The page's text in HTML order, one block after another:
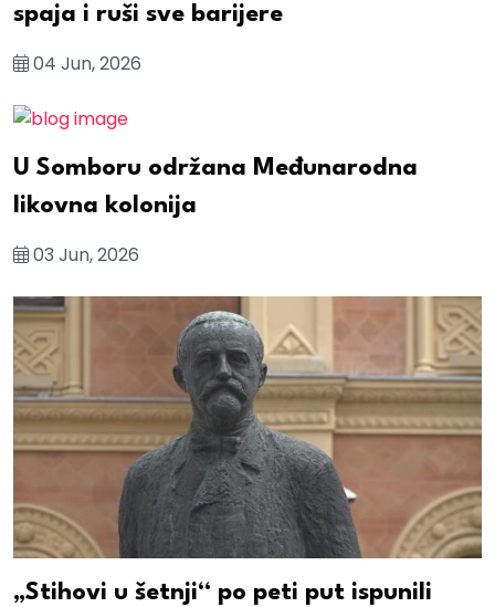
spaja i ruši sve barijere
04 Jun, 2026
U Somboru održana Međunarodna
likovna kolonija
03 Jun, 2026
„Stihovi u šetnji“ po peti put ispunili